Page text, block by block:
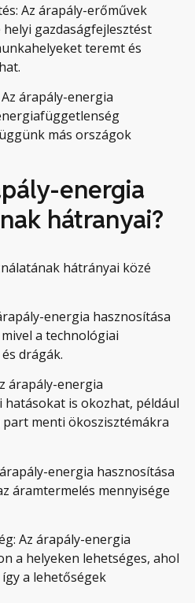
Az árapály-erőművek
gazdaságfejlesztést
teremt és
árapály-energia
más országok
energia
hátranyai?
hátrányai közé
energia hasznosítása
a technológiai
drágák.
árapály-energia
is okozhat, például
menti ökoszisztémákra
energia hasznosítása
áramtermelés mennyisége
Az árapály-energia
a helyeken lehetséges, ahol
a lehetőségek